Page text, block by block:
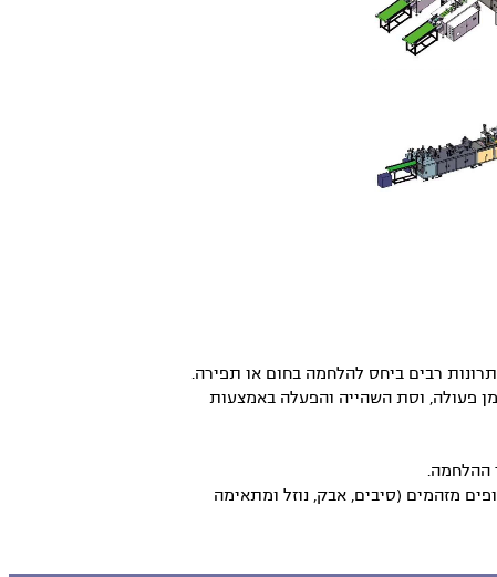
רבים ביחס להלחמה בחום או תפירה.
פעולה, וסת השהייה והפעלה באמצעות
ההלחמה.
מזהמים (סיבים, אבק, נוזל ומתאימה
שונים, בזכות האנרגיה